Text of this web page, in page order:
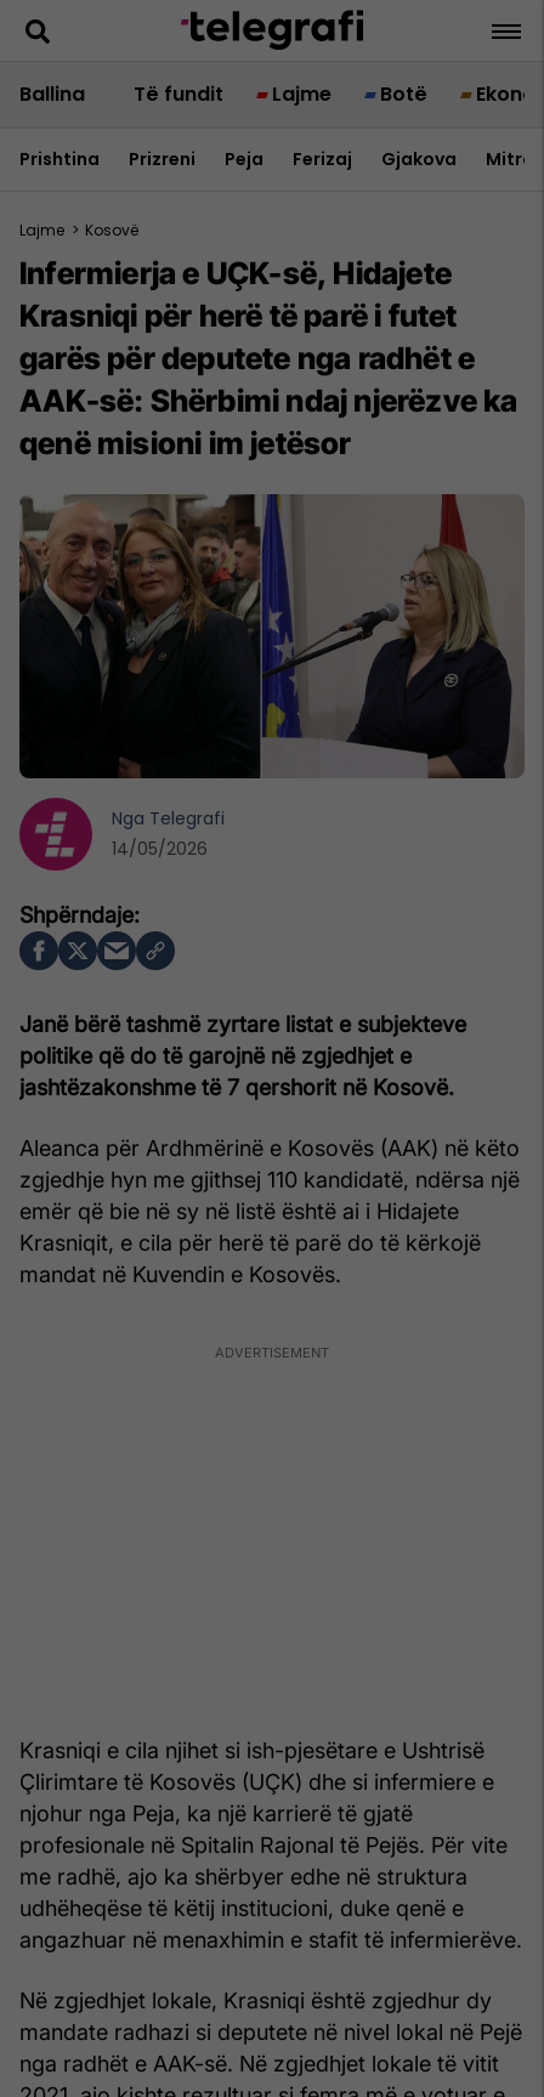
Ballina Të fundit Lajme Botë
Prishtina Prizreni Peja Ferizaj Gjakova
Lajme > Kosovë
Infermierja e UÇK-së, Hidajete
Krasniqi për herë të parë i futet
garës për deputete nga radhët e
AAK-së: Shërbimi ndaj njerëzve ka
qenë misioni im jetësor
Janë bërë tashmë zyrtare listat e subjekteve
politike që do të garojnë në zgjedhjet e
jashtëzakonshme të 7 qershorit në Kosovë.
Aleanca për Ardhmërinë e Kosovës (AAK) në këto
zgjedhje hyn me gjithsej 110 kandidatë, ndërsa një
emër që bie në sy në listë është ai i Hidajete
Krasniqit, e cila për herë të parë do të kërkojë
mandat në Kuvendin e Kosovës.
Krasniqi e cila njihet si ish-pjesëtare e Ushtrisë
Çlirimtare të Kosovës (UÇK) dhe si infermiere e
njohur nga Peja, ka një karrierë të gjatë
profesionale në Spitalin Rajonal të Pejës. Për vite
me radhë, ajo ka shërbyer edhe në struktura
udhëheqëse të këtij institucioni, duke qenë e
angazhuar në menaxhimin e stafit të infermierëve.
Në zgjedhjet lokale, Krasniqi është zgjedhur dy
mandate radhazi si deputete në nivel lokal në Pejë
nga radhët e AAK-së. Në zgjedhjet lokale të vitit
Nga Telegrafi
14/05/2026